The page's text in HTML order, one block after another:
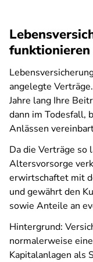
funktionieren
angelegte
Jahre lang Ihre
dann im Todesfall,
Anlässen
Da die Verträge so
Altersvorsorge
erwirtschaftet mit
und gewährt den
sowie Anteile an
Hintergrund:
normalerweise
Kapitalanlagen als